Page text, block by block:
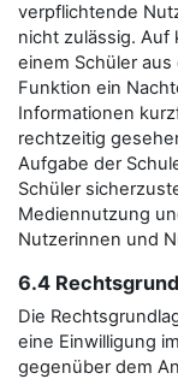
verpflichtende
nicht zulässig. Auf
einem Schüler
Funktion ein
Informationen
rechtzeitig
Aufgabe der
Schüler
Mediennutzung
Nutzerinnen und
6.4
Die
eine Einwilligung
gegenüber dem